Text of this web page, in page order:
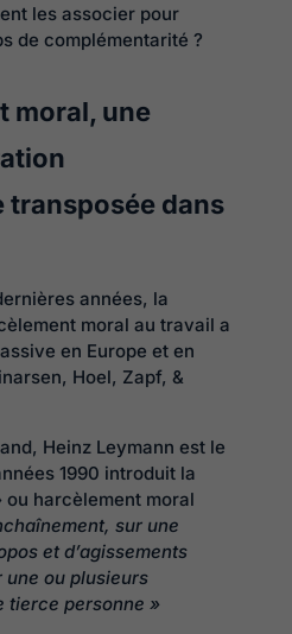
les associer pour
de complémentarité ?
moral, une
dans
années, la
moral au travail a
en Europe et en
Hoel, Zapf, &
Heinz Leymann est le
1990 introduit la
ou harcèlement moral
sur une
et d’agissements
ou plusieurs
tierce personne »